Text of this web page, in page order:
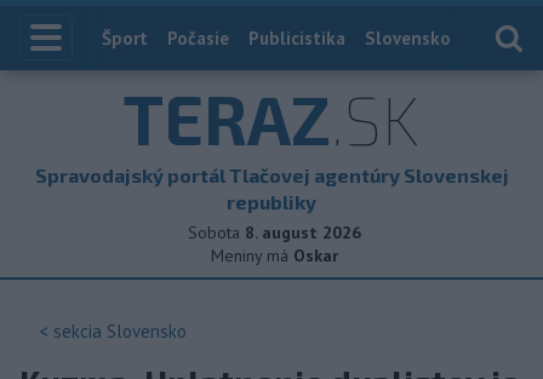
Index
Šport Počasie Publicistika Slovensko
TERAZ.SK
Spravodajský portál Tlačovej agentúry Slovenskej
republiky
Sobota 8. august 2026
Meniny má Oskar
< sekcia Slovensko